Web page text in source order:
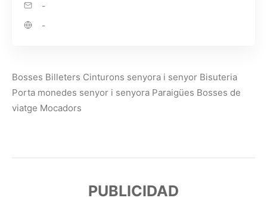
-
-
Bosses Billeters Cinturons senyora i senyor Bisuteria
Porta monedes senyor i senyora Paraigües Bosses de
viatge Mocadors
PUBLICIDAD